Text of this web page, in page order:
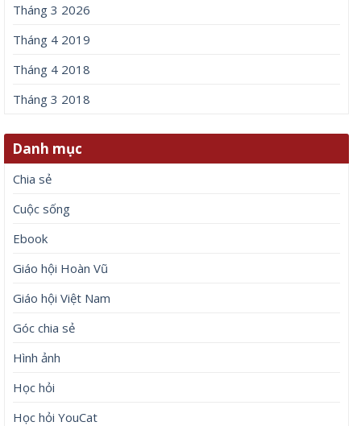
Tháng 3 2026
Tháng 4 2019
Tháng 4 2018
Tháng 3 2018
Danh mục
Chia sẻ
Cuộc sống
Ebook
Giáo hội Hoàn Vũ
Giáo hội Việt Nam
Góc chia sẻ
Hình ảnh
Học hỏi
Học hỏi YouCat